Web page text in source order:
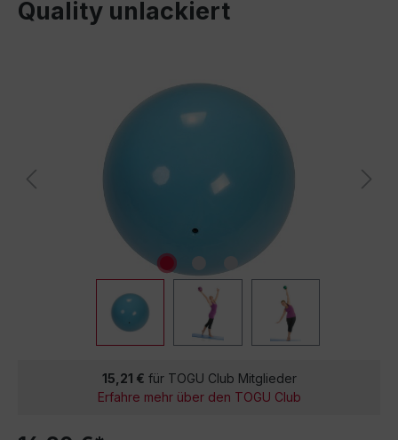
Quality unlackiert
15,21 € für TOGU Club Mitglieder
Erfahre mehr über den TOGU Club